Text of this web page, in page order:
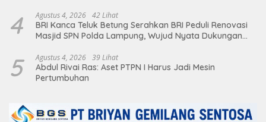
4 Agustus 4, 2026 42 Lihat
BRI Kanca Teluk Betung Serahkan BRI Peduli Renovasi
Masjid SPN Polda Lampung, Wujud Nyata Dukungan
5 Agustus 4, 2026 39 Lihat
Abdul Rivai Ras: Aset PTPN I Harus Jadi Mesin
Pertumbuhan